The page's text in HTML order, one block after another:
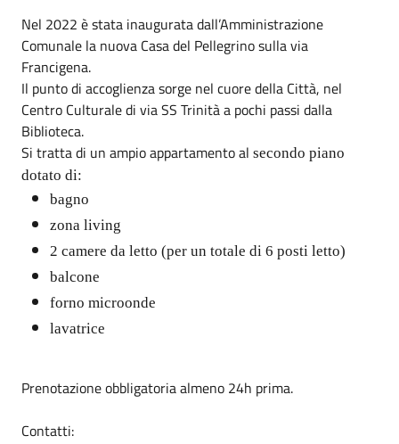
Nel 2022 è stata inaugurata dall’Amministrazione
Comunale la nuova Casa del Pellegrino sulla via
Francigena.
Il punto di accoglienza sorge nel cuore della Città, nel
Centro Culturale di via SS Trinità a pochi passi dalla
Biblioteca.
Si tratta di un ampio appartamento al secondo piano
dotato di:
bagno
zona living
2 camere da letto (per un totale di 6 posti letto)
balcone
forno microonde
lavatrice
Prenotazione obbligatoria almeno 24h prima.
Contatti: